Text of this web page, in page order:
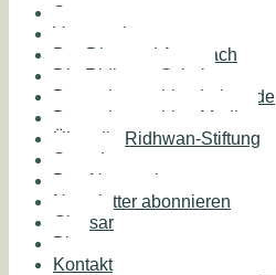
Start
Veranstaltungen
Der Diamond Approach
Die Ridhwan Schule
Deutschsprachige Lehrende
Deutschsprachige Medien
Über die Ridhwan-Stiftung
Spenden
Das Netzwerk
Newsletter abonnieren
Glossar
Blog
Kontakt